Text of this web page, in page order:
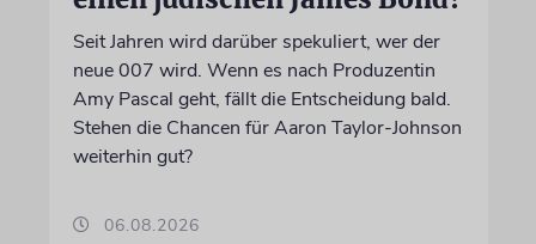
Seit Jahren wird darüber spekuliert, wer der
neue 007 wird. Wenn es nach Produzentin
Amy Pascal geht, fällt die Entscheidung bald.
Stehen die Chancen für Aaron Taylor-Johnson
weiterhin gut?
06.08.2026